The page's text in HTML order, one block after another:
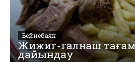
Бейнебаян
Жижиг-галнаш
дайындау